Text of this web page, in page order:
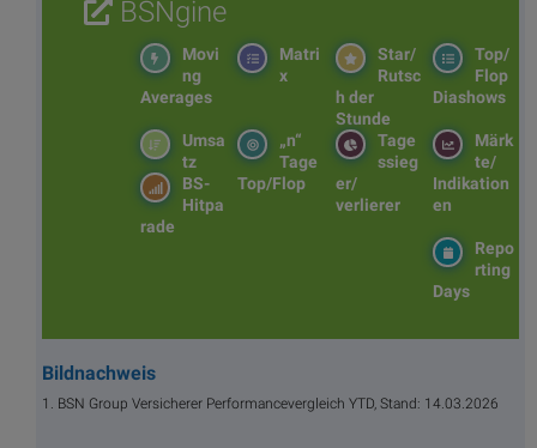
BSNgine
Top/
Flop
Diashows
Star/
Rutsc
h der
Stunde
Matri
x
Movi
ng
Averages
Märk
te/
Indikation
en
Tage
ssieg
er/
verlierer
„n“
Tage
Top/Flop
Umsa
tz
BS-
Hitpa
rade
Repo
rting
Days
Bildnachweis
1. BSN Group Versicherer Performancevergleich YTD, Stand: 14.03.2026